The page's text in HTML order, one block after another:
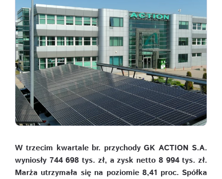
W trzecim kwartale br. przychody GK ACTION S.A.
wyniosły 744 698 tys. zł, a zysk netto 8 994 tys. zł.
Marża utrzymała się na poziomie 8,41 proc. Spółka